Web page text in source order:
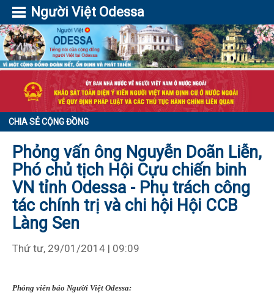
Người Việt Odessa
CHIA SẺ CỘNG ĐỒNG
Phỏng vấn ông Nguyễn Doãn Liễn,
Phó chủ tịch Hội Cựu chiến binh
VN tỉnh Odessa - Phụ trách công
tác chính trị và chi hội Hội CCB
Làng Sen
Thứ tư, 29/01/2014 | 09:09
Phóng viên báo Người Việt Odessa: